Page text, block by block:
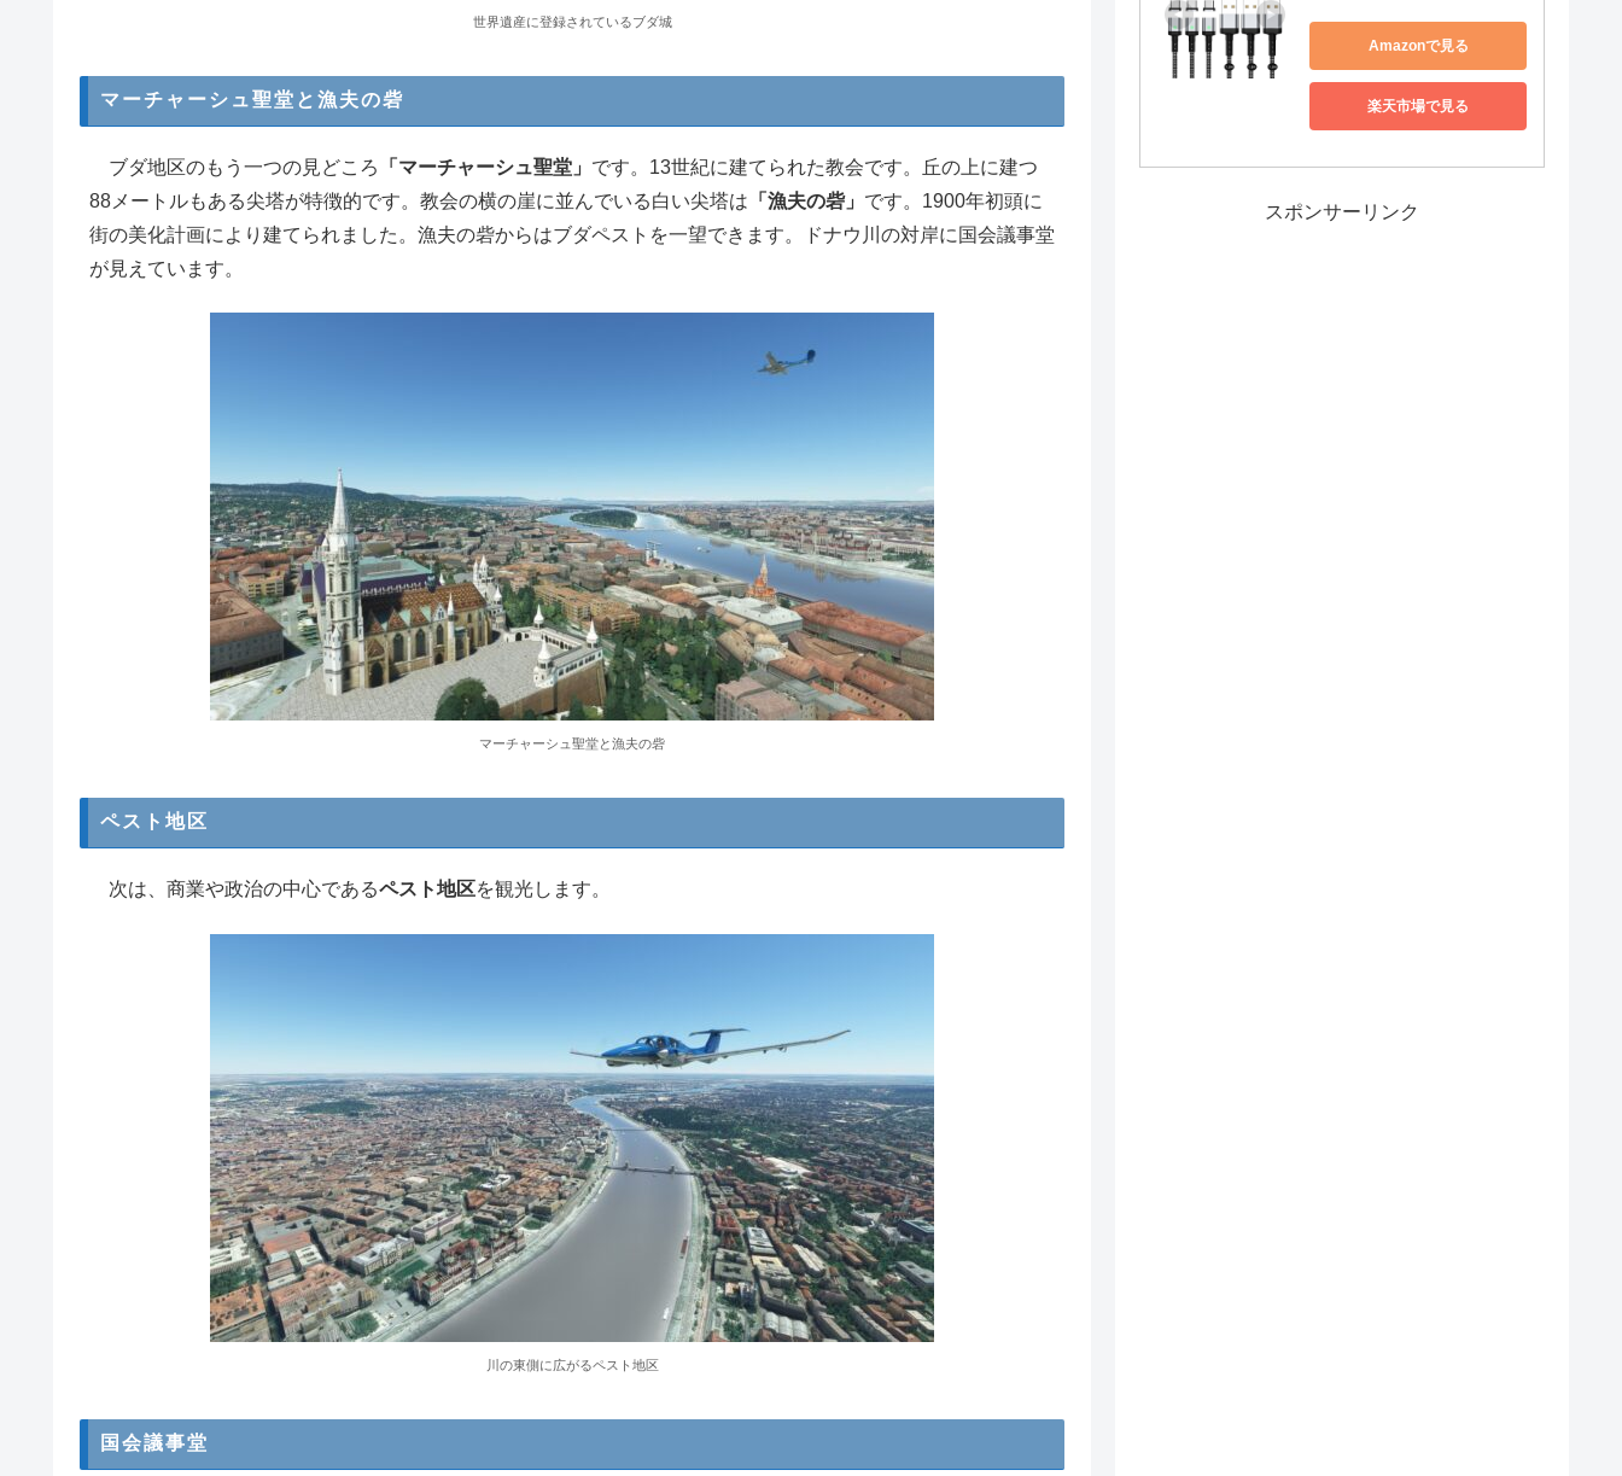
世界遺産に登録されているブダ城
マーチャーシュ聖堂と漁夫の砦
ブダ地区のもう一つの見どころ 「マーチャーシュ聖堂」 です。13世紀に建てられた教会です。丘の上に建つ
88メートルもある尖塔が特徴的です。教会の横の崖に並んでいる白い尖塔は 「漁夫の砦」 です。1900年初頭に
街の美化計画により建てられました。漁夫の砦からはブダペストを一望できます。ドナウ川の対岸に国会議事堂
が見えています。
マーチャーシュ聖堂と漁夫の砦
ペスト地区
次は、商業や政治の中心であるペスト地区を観光します。
川の東側に広がるペスト地区
国会議事堂
Amazonで見る
楽天市場で見る
スポンサーリンク